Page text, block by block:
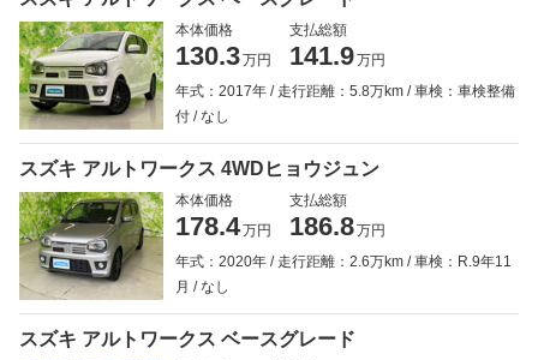
本体価格
130.3万円
支払総額
141.9万円
年式：2017年
走行距離：5.8万km
車検：車検整備
付
なし
スズキ アルトワークス 4WDヒョウジュン
本体価格
178.4万円
支払総額
186.8万円
年式：2020年
走行距離：2.6万km
車検：R.9年11
月
なし
スズキ アルトワークス ベースグレード